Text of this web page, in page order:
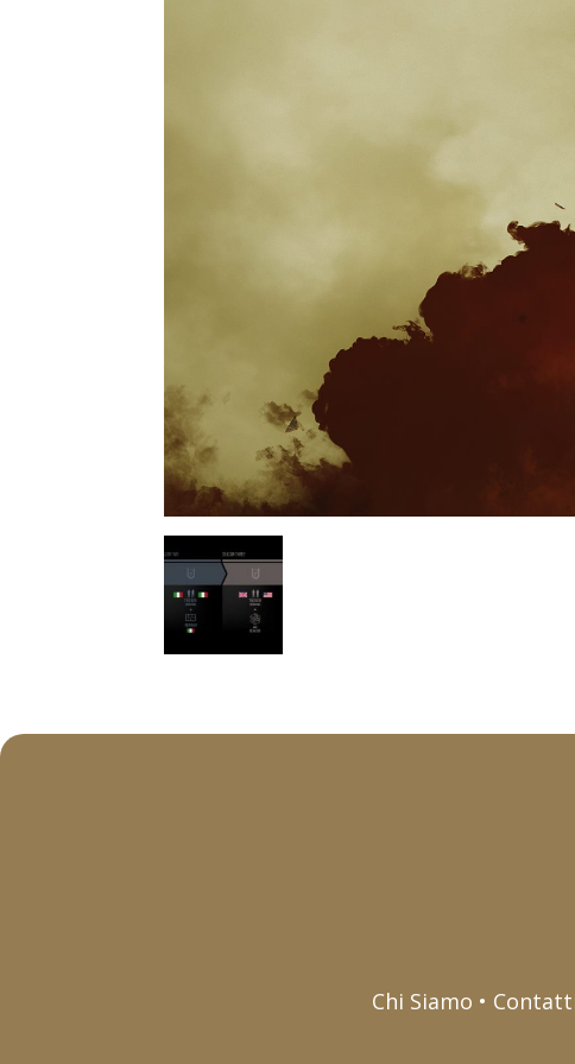
Chi Siamo •